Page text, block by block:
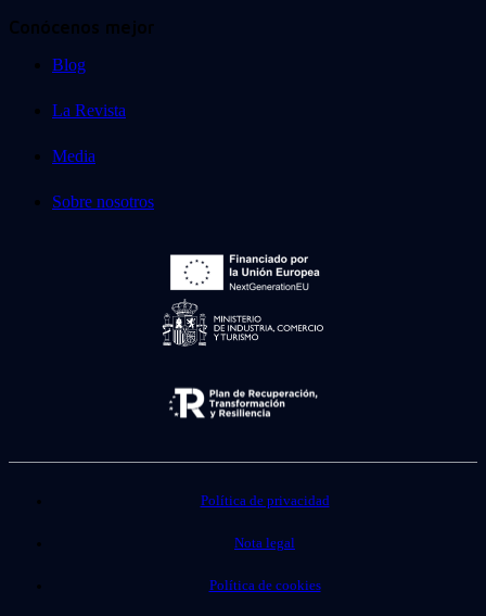
Conócenos mejor
Blog
La Revista
Media
Sobre nosotros
Política de privacidad
Nota legal
Política de cookies